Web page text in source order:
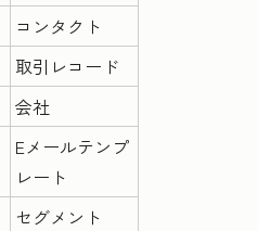
コンタクト
取引レコード
会社
Eメールテンプ
レート
セグメント